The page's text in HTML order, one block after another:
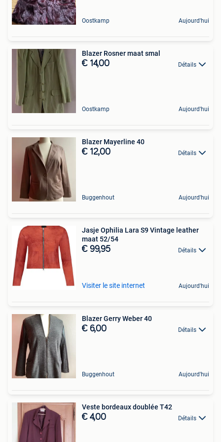
Oostkamp Aujourd'hui
Blazer Rosner maat smal
€ 14,00 Détails
Oostkamp Aujourd'hui
Blazer Mayerline 40
€ 12,00 Détails
Buggenhout Aujourd'hui
Jasje Ophilia Lara S9 Vintage leather
maat 52/54
€ 99,95 Détails
Visiter le site internet Aujourd'hui
Blazer Gerry Weber 40
€ 6,00 Détails
Buggenhout Aujourd'hui
Veste bordeaux doublée T42
€ 4,00 Détails